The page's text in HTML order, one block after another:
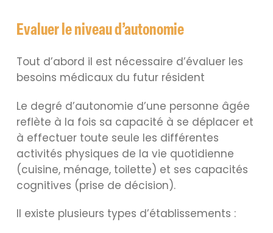
Evaluer le niveau d’autonomie
Tout d’abord il est nécessaire d’évaluer les
besoins médicaux du futur résident
Le degré d’autonomie d’une personne âgée
reflète à la fois sa capacité à se déplacer et
à effectuer toute seule les différentes
activités physiques de la vie quotidienne
(cuisine, ménage, toilette) et ses capacités
cognitives (prise de décision).
Il existe plusieurs types d’établissements :